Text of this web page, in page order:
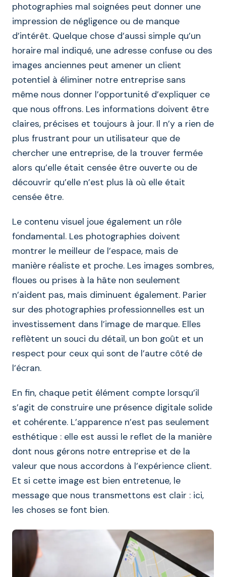
photographies mal soignées peut donner une
impression de négligence ou de manque
d’intérêt. Quelque chose d’aussi simple qu’un
horaire mal indiqué, une adresse confuse ou des
images anciennes peut amener un client
potentiel à éliminer notre entreprise sans
même nous donner l’opportunité d’expliquer ce
que nous offrons. Les informations doivent être
claires, précises et toujours à jour. Il n’y a rien de
plus frustrant pour un utilisateur que de
chercher une entreprise, de la trouver fermée
alors qu’elle était censée être ouverte ou de
découvrir qu’elle n’est plus là où elle était
censée être.
Le contenu visuel joue également un rôle
fondamental. Les photographies doivent
montrer le meilleur de l’espace, mais de
manière réaliste et proche. Les images sombres,
floues ou prises à la hâte non seulement
n’aident pas, mais diminuent également. Parier
sur des photographies professionnelles est un
investissement dans l’image de marque. Elles
reflètent un souci du détail, un bon goût et un
respect pour ceux qui sont de l’autre côté de
l’écran.
En fin, chaque petit élément compte lorsqu’il
s’agit de construire une présence digitale solide
et cohérente. L’apparence n’est pas seulement
esthétique : elle est aussi le reflet de la manière
dont nous gérons notre entreprise et de la
valeur que nous accordons à l’expérience client.
Et si cette image est bien entretenue, le
message que nous transmettons est clair : ici,
les choses se font bien.